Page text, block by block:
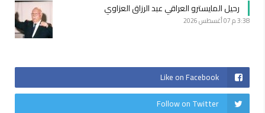
رحيل المايسترو العراقي عبد الرزاق العزاوي
3:38 م 07 أغسطس 2026
Like on Facebook
Follow on Twitter